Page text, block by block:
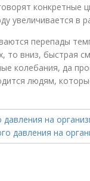
конкретные
увеличивается в
перепады
то вниз, быстрая
колебания, да
людям,